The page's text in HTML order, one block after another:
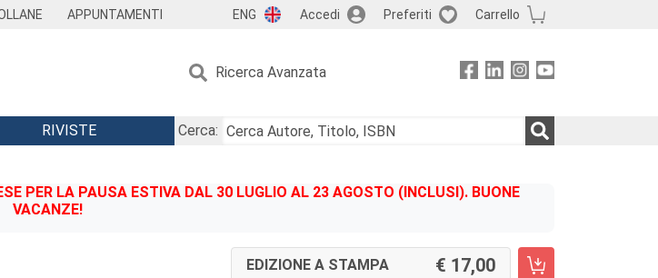
APPUNTAMENTI ENG Accedi Preferiti Carrello
Ricerca Avanzata
RIVISTE
Cerca:
PER LA PAUSA ESTIVA DAL 30 LUGLIO AL 23 AGOSTO (INCLUSI). BUONE
VACANZE!
EDIZIONE A STAMPA 17,00